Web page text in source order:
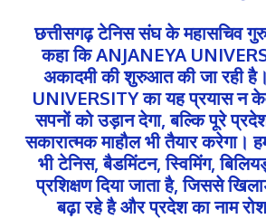
छत्तीसगढ़ टेनिस संघ के महासचिव
कहा कि ANJANEYA
अकादमी की शुरुआत की जा रही
UNIVERSITY का यह प्रयास न
सपनों को उड़ान देगा, बल्कि पूरे
सकारात्मक माहौल भी तैयार करेगा।
भी टेनिस, बैडमिंटन, स्विमिंग,
प्रशिक्षण दिया जाता है, जिससे
बढ़ा रहे है और प्रदेश का नाम